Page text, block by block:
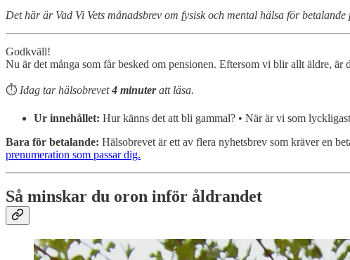
Det här är Vad Vi Vets månadsbrev om fysisk och mental hälsa för
Godkväll!
Nu är det många som får besked om pensionen. Eftersom vi blir allt äldre,
⏱️ Idag tar hälsobrevet4 minuteratt läsa.
Ur innehållet: Hur känns det att bli gammal? • När är vi som
Bara för betalande: Hälsobrevet är ett av flera nyhetsbrev som kräver en
prenumeration som passar dig.
Så minskar du oron inför åldrandet